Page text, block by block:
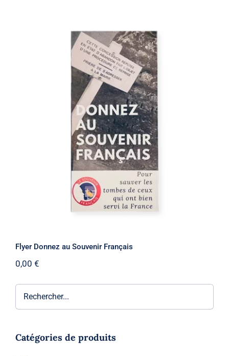
Flyer Donnez au Souvenir Français
Flyer Donnez au Souvenir Français
0,00 €
Catégories de produits